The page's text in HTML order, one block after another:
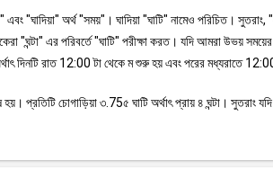
এবং "ঘাদিয়া" অর্থ "সময়"। ঘাদিয়া "ঘাটি" নামেও পরিচিত। সুতরাং,
"ঘন্টা" এর পরিবর্তে "ঘাটি" পরীক্ষা করত। যদি আমরা উভয়
দিনটি রাত 12:00 টা থেকে ম শুরু হয় এবং পরের মধ্যরাতে
হয়। প্রতিটি চোগাড়িয়া ৩.75৫ ঘাটি অর্থাৎ প্রায় ৪ ঘন্টা। সুতরাং